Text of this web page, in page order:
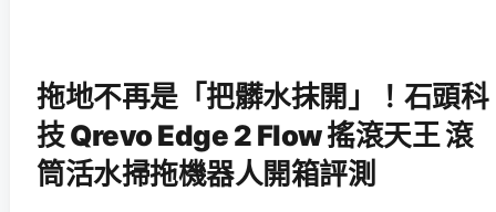
拖地不再是「把髒水抹開」！石頭科
技 Qrevo Edge 2 Flow 搖滾天王 滾
筒活水掃拖機器人開箱評測